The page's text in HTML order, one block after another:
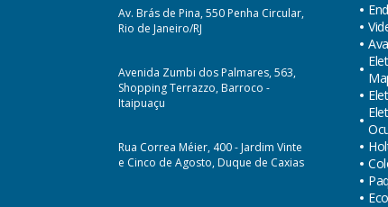
Av. Brás de Pina, 550 Penha Circular,
Rio de Janeiro/RJ
Avenida Zumbi dos Palmares, 563,
Shopping Terrazzo, Barroco -
Itaipuaçu
Rua Correa Méier, 400 - Jardim Vinte
e Cinco de Agosto, Duque de Caxias